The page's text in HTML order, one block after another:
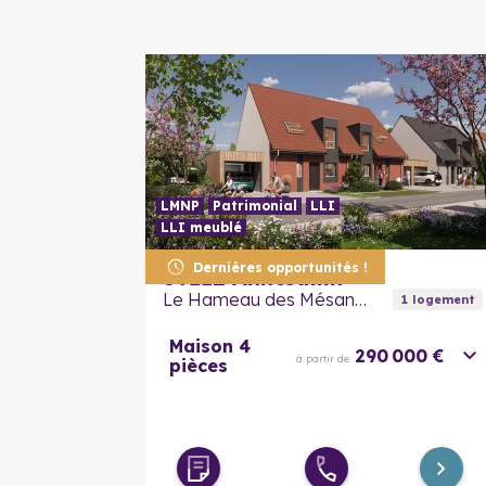
Dernières opportunités !
LMNP Patrimonial
LLI
LLI meublé
59112 Annœullin
Le Hameau des Mésanges 1logement
Maison 4
pièces
à partir de 290 000 €